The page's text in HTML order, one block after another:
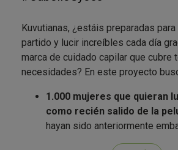
Kuvutianas, ¿estáis preparadas
partido y lucir increíbles cada día
marca de cuidado capilar que cubre
necesidades? En este proyecto
1.000 mujeres que quieran
como recién salido de la
hayan sido anteriormente